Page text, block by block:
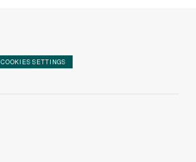
COOKIES SETTINGS